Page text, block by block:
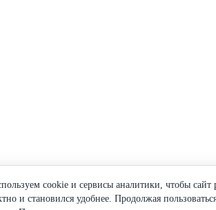
cookie и сервисы аналитики, чтобы сайт
и становился удобнее. Продолжая